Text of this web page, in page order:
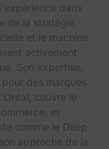
dans
de la stratégie
et le machine
activement
Son expertise,
des marques
couvre le
et
comme le Deep
approche de la